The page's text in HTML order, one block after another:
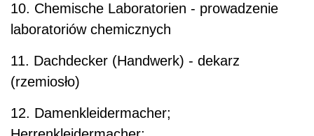
10. Chemische Laboratorien - prowadzenie
laboratoriów chemicznych
11. Dachdecker (Handwerk) - dekarz
(rzemiosło)
12. Damenkleidermacher;